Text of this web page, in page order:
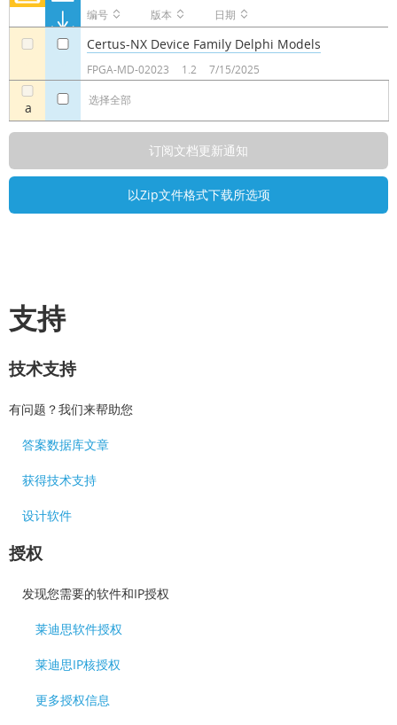
编号 版本 日期
a 选择全部
Certus-NX Device Family Delphi Models
FPGA-MD-02023 1.2 7/15/2025
支持
技术支持
有问题？我们来帮助您
答案数据库文章
获得技术支持
设计软件
授权
发现您需要的软件和IP授权
莱迪思软件授权
莱迪思IP核授权
更多授权信息